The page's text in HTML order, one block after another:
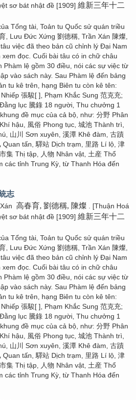
sơ bát nhật đề [1909] 維新三年十二
Tổng tài, Toản tu Quốc sử quán triều
, Lưu Đức Xứng 劉德稱, Trần Xán 陳燦,
việc đã theo bản cũ chỉnh lý Đại Nam
đọc. Cuối bài tâu có in chữ châu
Phàm lệ gồm 30 điều, nói các sự việc từ
vào sách này. Sau Phàm lệ đến bảng
tu kê trên, hạng Biên tu còn kê tên:
張駿[ ], Phạm Khắc Sung 范克充;
lục 騰錄 18 người, Thu chưởng 1
đề mục của cả bộ, như: 分野 Phân
hậu, 風俗 Phong tục, 城池 Thành trì,
山川 Sơn xuyên, 溪潭 Khê đàm, 古蹟
tấn, 驛站 Dịch trạm, 里路 Lí lộ, 津
集 Thị tập, 人物 Nhân vật, 土産 Thổ
các tỉnh Trung Kỳ, từ Thanh Hóa đến
志
高春育, 劉德稱, 陳燦 . [Thuận Hoá
sơ bát nhật đề [1909] 維新三年十二
Tổng tài, Toản tu Quốc sử quán triều
, Lưu Đức Xứng 劉德稱, Trần Xán 陳燦,
việc đã theo bản cũ chỉnh lý Đại Nam
đọc. Cuối bài tâu có in chữ châu
Phàm lệ gồm 30 điều, nói các sự việc từ
vào sách này. Sau Phàm lệ đến bảng
tu kê trên, hạng Biên tu còn kê tên:
張駿[ ], Phạm Khắc Sung 范克充;
lục 騰錄 18 người, Thu chưởng 1
đề mục của cả bộ, như: 分野 Phân
hậu, 風俗 Phong tục, 城池 Thành trì,
山川 Sơn xuyên, 溪潭 Khê đàm, 古蹟
tấn, 驛站 Dịch trạm, 里路 Lí lộ, 津
集 Thị tập, 人物 Nhân vật, 土産 Thổ
các tỉnh Trung Kỳ, từ Thanh Hóa đến